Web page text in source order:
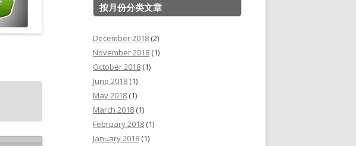
按月份分类文章
December 2018 (2)
November 2018 (1)
October 2018 (1)
June 2018 (1)
May 2018 (1)
March 2018 (1)
February 2018 (1)
January 2018 (1)